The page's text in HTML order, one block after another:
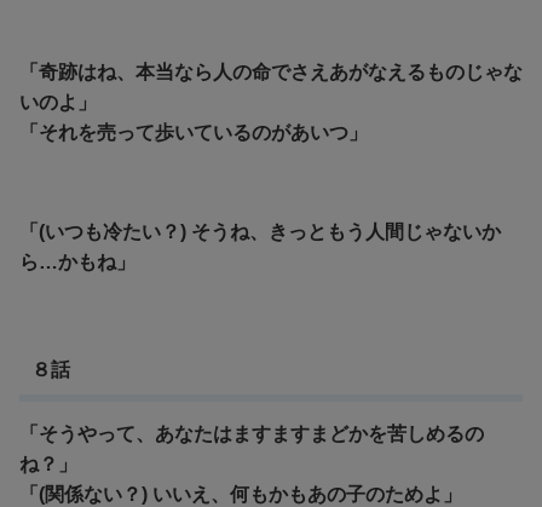
「奇跡はね、本当なら人の命でさえあがなえるものじゃな
いのよ」
「それを売って歩いているのがあいつ」
「(いつも冷たい？) そうね、きっともう人間じゃないか
ら…かもね」
８話
「そうやって、あなたはますますまどかを苦しめるの
ね？」
「(関係ない？) いいえ、何もかもあの子のためよ」